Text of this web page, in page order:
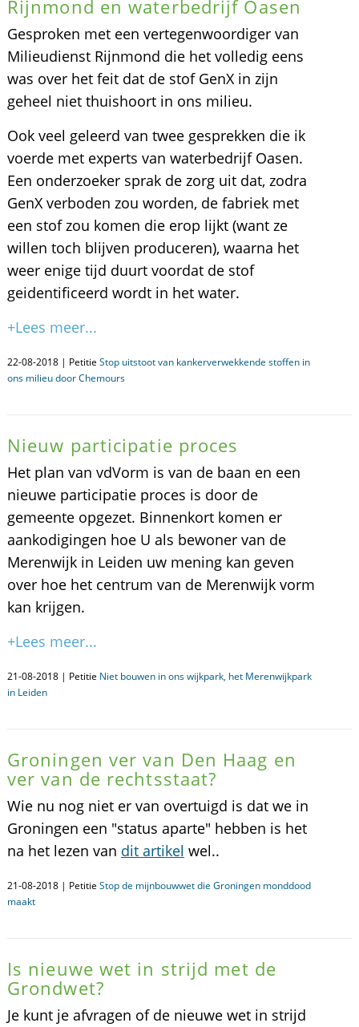
Rijnmond en waterbedrijf Oasen
Gesproken met een vertegenwoordiger van
Milieudienst Rijnmond die het volledig eens
was over het feit dat de stof GenX in zijn
geheel niet thuishoort in ons milieu.
Ook veel geleerd van twee gesprekken die ik
voerde met experts van waterbedrijf Oasen.
Een onderzoeker sprak de zorg uit dat, zodra
GenX verboden zou worden, de fabriek met
een stof zou komen die erop lijkt (want ze
willen toch blijven produceren), waarna het
weer enige tijd duurt voordat de stof
geidentificeerd wordt in het water.
+Lees meer...
22-08-2018 | Petitie Stop uitstoot van kankerverwekkende stoffen in
ons milieu door Chemours
Nieuw participatie proces
Het plan van vdVorm is van de baan en een
nieuwe participatie proces is door de
gemeente opgezet. Binnenkort komen er
aankodigingen hoe U als bewoner van de
Merenwijk in Leiden uw mening kan geven
over hoe het centrum van de Merenwijk vorm
kan krijgen.
+Lees meer...
21-08-2018 | Petitie Niet bouwen in ons wijkpark, het Merenwijkpark
in Leiden
Groningen ver van Den Haag en
ver van de rechtsstaat?
Wie nu nog niet er van overtuigd is dat we in
Groningen een "status aparte" hebben is het
na het lezen van dit artikel wel..
21-08-2018 | Petitie Stop de mijnbouwwet die Groningen monddood
maakt
Is nieuwe wet in strijd met de
Grondwet?
Je kunt je afvragen of de nieuwe wet in strijd